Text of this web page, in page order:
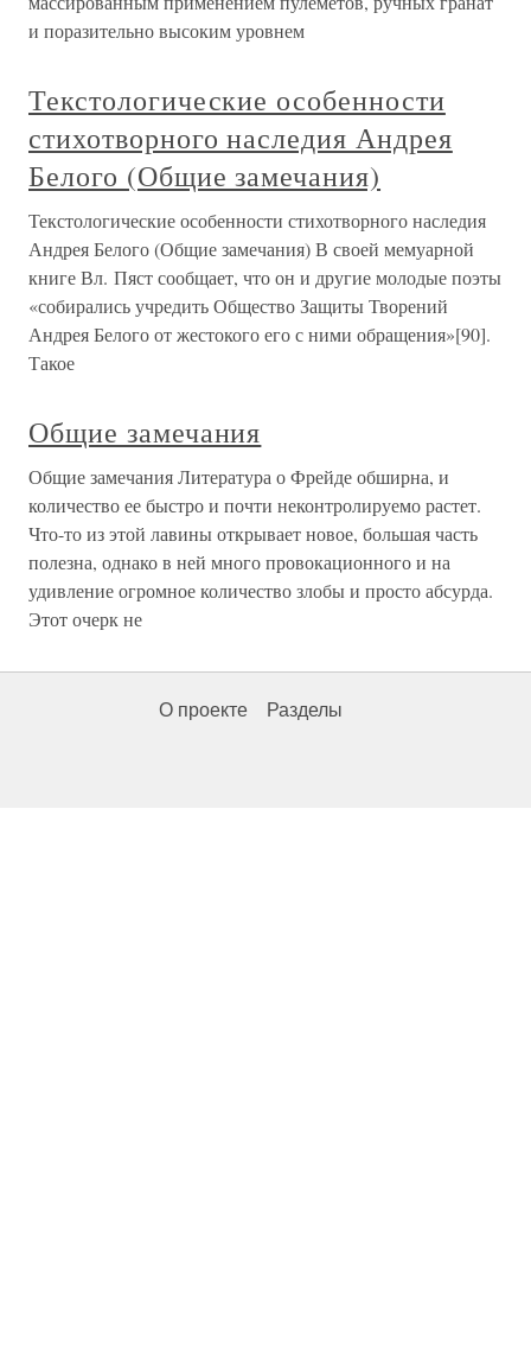
и поразительно высоким уровнем
Текстологические особенности
стихотворного наследия Андрея
Белого (Общие замечания)
Текстологические особенности стихотворного наследия
Андрея Белого (Общие замечания) В своей мемуарной
книге Вл. Пяст сообщает, что он и другие молодые поэты
«собирались учредить Общество Защиты Творений
Андрея Белого от жестокого его с ними обращения»[90].
Такое
Общие замечания
Общие замечания Литература о Фрейде обширна, и
количество ее быстро и почти неконтролируемо растет.
Что-то из этой лавины открывает новое, большая часть
полезна, однако в ней много провокационного и на
удивление огромное количество злобы и просто абсурда.
Этот очерк не
О проекте Разделы